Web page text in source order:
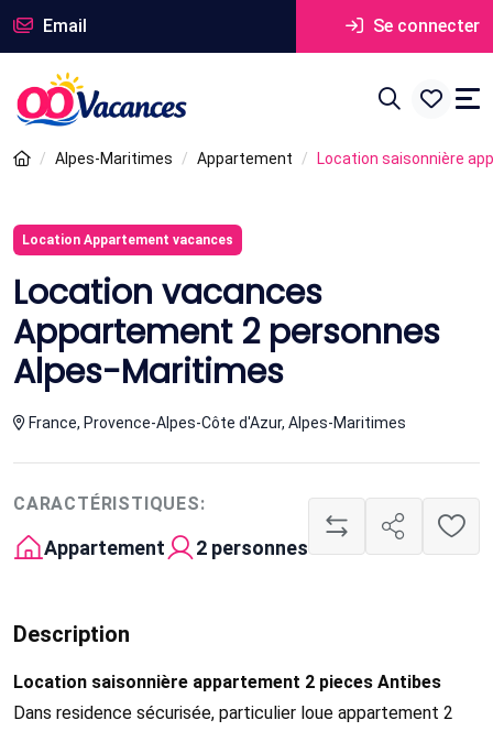
Email Se connecter
Alpes-Maritimes Appartement Location saisonnière
Location Appartement vacances
Location vacances
Appartement 2 personnes
Alpes-Maritimes
France, Provence-Alpes-Côte d'Azur, Alpes-Maritimes
CARACTÉRISTIQUES:
Appartement 2 personnes
Description
Location saisonnière appartement 2 pieces Antibes
Dans residence sécurisée, particulier loue appartement 2